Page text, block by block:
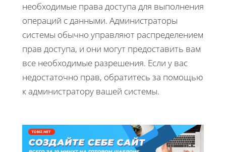
необходимые права доступа для выполнения
операций с данными. Администраторы
системы обычно управляют распределением
прав доступа, и они могут предоставить вам
все необходимые разрешения. Если у вас
недостаточно прав, обратитесь за помощью
к администратору вашей системы.